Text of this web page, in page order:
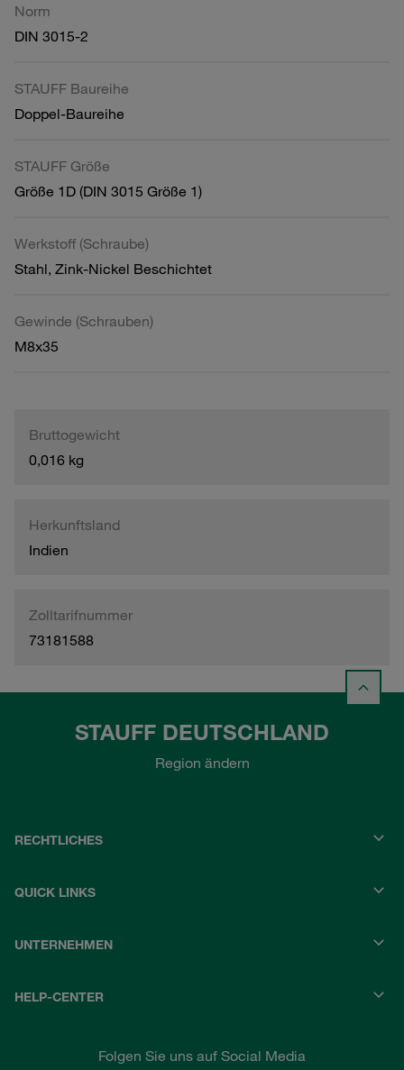
Norm
DIN 3015-2
STAUFF Baureihe
Doppel-Baureihe
STAUFF Größe
Größe 1D (DIN 3015 Größe 1)
Werkstoff (Schraube)
Stahl, Zink-Nickel Beschichtet
Gewinde (Schrauben)
M8x35
Bruttogewicht
0,016 kg
Herkunftsland
Indien
Zolltarifnummer
73181588
STAUFF DEUTSCHLAND
Region ändern
RECHTLICHES
QUICK LINKS
UNTERNEHMEN
HELP-CENTER
Folgen Sie uns auf Social Media